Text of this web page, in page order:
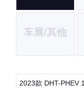
车展/其他
2023款 DHT-PHEV